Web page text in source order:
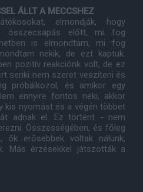
ÁLLT A MECCSHEZ
elmondják, hogy
összecsapás előtt, mi fog
is elmondtam, mi fog
nekik, de ezt kaptuk.
pozitív reakciónk volt, de ez
senki nem szeret veszíteni és
próbálkozol, és amikor egy
ennyire fontos neki, akkor
kis nyomást és a végén többet
adnak el. Ez történt - nem
Összességében, és főleg
erősebbek voltak nálunk,
Más érzésekkel játszották a